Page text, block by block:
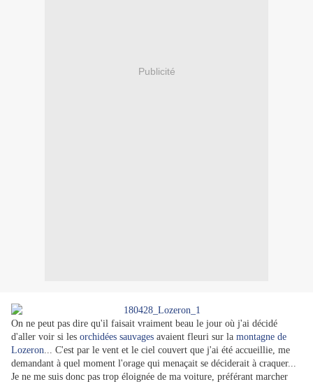
Publicité
On ne peut pas dire qu'il faisait vraiment beau le jour où j'ai décidé
d'aller voir si les orchidées sauvages avaient fleuri sur la montagne de
Lozeron... C'est par le vent et le ciel couvert que j'ai été accueillie, me
demandant à quel moment l'orage qui menaçait se déciderait à craquer...
Je ne me suis donc pas trop éloignée de ma voiture, préférant marcher